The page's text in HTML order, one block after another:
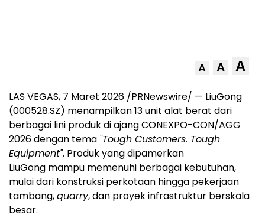
A A A
LAS VEGAS, 7 Maret 2026 /PRNewswire/ — LiuGong
(000528.SZ) menampilkan 13 unit alat berat dari
berbagai lini produk di ajang CONEXPO-CON/AGG
2026 dengan tema "Tough Customers. Tough
Equipment". Produk yang dipamerkan
LiuGong mampu memenuhi berbagai kebutuhan,
mulai dari konstruksi perkotaan hingga pekerjaan
tambang,quarry, dan proyek infrastruktur berskala
besar.